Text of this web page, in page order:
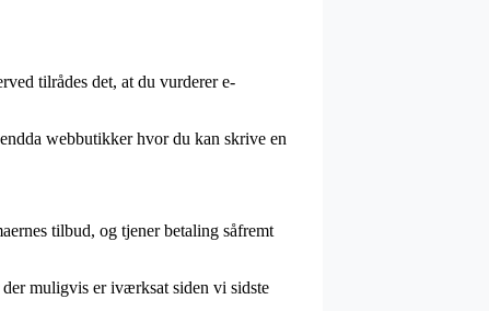
tilrådes det, at du vurderer e-
webbutikker hvor du kan skrive en
tilbud, og tjener betaling såfremt
muligvis er iværksat siden vi sidste